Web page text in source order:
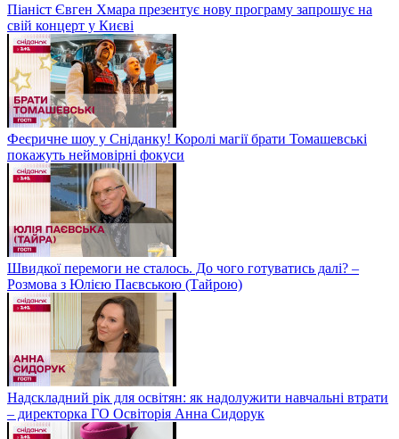
Піаніст Євген Хмара презентує нову програму запрошує на
свій концерт у Києві
Феєричне шоу у Сніданку! Королі магії брати Томашевські
покажуть неймовірні фокуси
Швидкої перемоги не сталось. До чого готуватись далі? –
Розмова з Юлією Паєвською (Тайрою)
Надскладний рік для освітян: як надолужити навчальні втрати
– директорка ГО Освіторія Анна Сидорук